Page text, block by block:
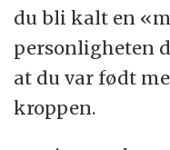
du bli kalt en
personligheten
at du var født
kroppen.